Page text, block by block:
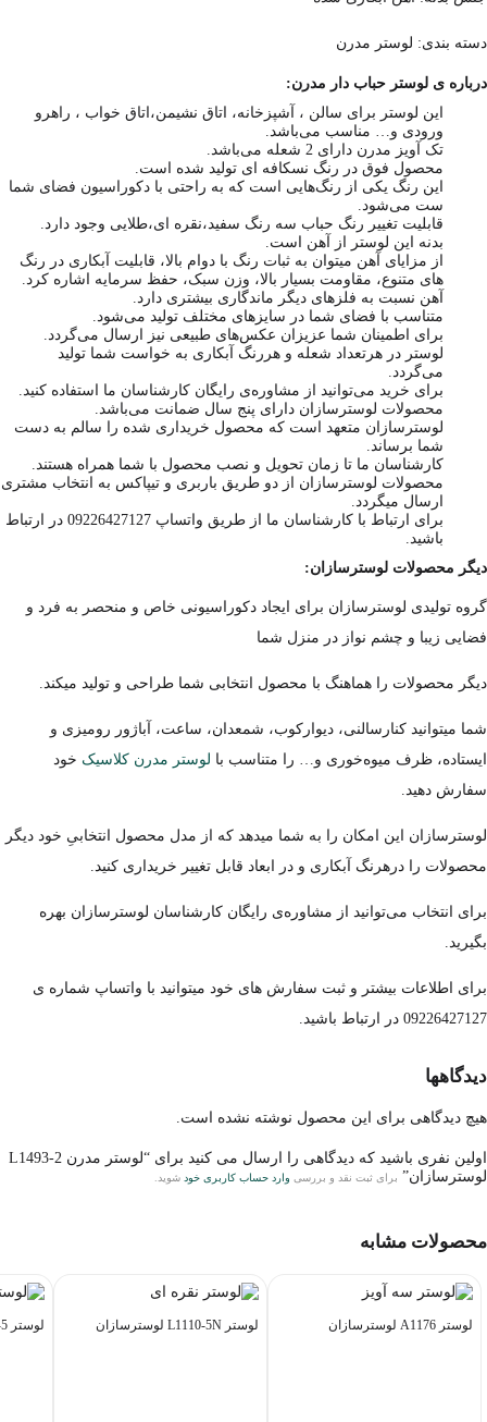
دسته بندی: لوستر مدرن
درباره ی لوستر حباب دار مدرن:
این لوستر برای سالن ، آشپزخانه، اتاق نشیمن،اتاق خواب ، راهرو
ورودی و… مناسب می‌باشد.
تک آویز مدرن دارای 2 شعله می‌باشد.
محصول فوق در رنگ نسکافه ای تولید شده است.
این رنگ یکی از رنگ‌هایی است که به راحتی با دکوراسیون فضای شما
ست می‌شود.
قابلیت تغییر رنگ حباب سه رنگ سفید،نقره ای،طلایی وجود دارد.
بدنه این لوستر از آهن است.
از مزایای آهن میتوان به ثبات رنگ با دوام بالا، قابلیت آبکاری در رنگ
های متنوع، مقاومت بسیار بالا، وزن سبک، حفظ سرمایه اشاره کرد.
آهن نسبت به فلزهای دیگر ماندگاری بیشتری دارد.
متناسب با فضای شما در سایزهای مختلف تولید می‌شود.
برای اطمینان شما عزیزان عکس‌های طبیعی نیز ارسال می‌گردد.
لوستر در هرتعداد شعله و هررنگ آبکاری به خواست شما تولید
می‌گردد.
برای خرید می‌توانید از مشاوره‌ی رایگان کارشناسان ما استفاده کنید.
محصولات لوسترسازان دارای پنج سال ضمانت می‌باشد.
لوسترسازان متعهد است که محصول خریداری شده را سالم به دست
شما برساند.
کارشناسان ما تا زمان تحویل و نصب محصول با شما همراه هستند.
محصولات لوسترسازان از دو طریق باربری و تیپاکس به انتخاب مشتری
ارسال میگردد.
برای ارتباط با کارشناسان ما از طریق واتساپ 09226427127 در ارتباط
باشید.
دیگر محصولات لوسترسازان:
گروه تولیدی لوسترسازان برای ایجاد دکوراسیونی خاص و منحصر به فرد و
فضایی زیبا و چشم نواز در منزل شما
دیگر محصولات را هماهنگ با محصول انتخابی شما طراحی و تولید میکند.
شما میتوانید کنارسالنی، دیوارکوب، شمعدان، ساعت، آباژور رومیزی و
ایستاده، ظرف میوه‌خوری و… را متناسب با لوستر مدرن کلاسیک خود
سفارش دهید.
لوسترسازان این امکان را به شما میدهد که از مدل محصول انتخابیِ خود دیگر
محصولات را درهرنگ آبکاری و در ابعاد قابل تغییر خریداری کنید.
برای انتخاب می‌توانید از مشاوره‌ی رایگان کارشناسان لوسترسازان بهره
بگیرید.
برای اطلاعات بیشتر و ثبت سفارش های خود میتوانید با واتساپ شماره ی
09226427127 در ارتباط باشید.
دیدگاهها
هیچ دیدگاهی برای این محصول نوشته نشده است.
اولین نفری باشید که دیدگاهی را ارسال می کنید برای “لوستر مدرن L1493-2
لوسترسازان” برای ثبت نقد و بررسی وارد حساب کاربری خود شوید.
محصولات مشابه
لوستر A1176 لوسترسازان لوستر L1110-5N لوسترسازان لوستر L1110-5 لوسترسازان